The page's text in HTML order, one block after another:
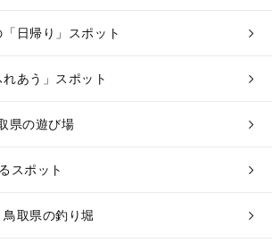
日帰り」スポット
あう」スポット
県の遊び場
スポット
取県の釣り堀